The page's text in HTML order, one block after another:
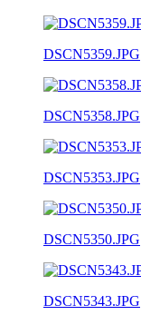
DSCN5359.JPG
DSCN5358.JPG
DSCN5353.JPG
DSCN5350.JPG
DSCN5343.JPG